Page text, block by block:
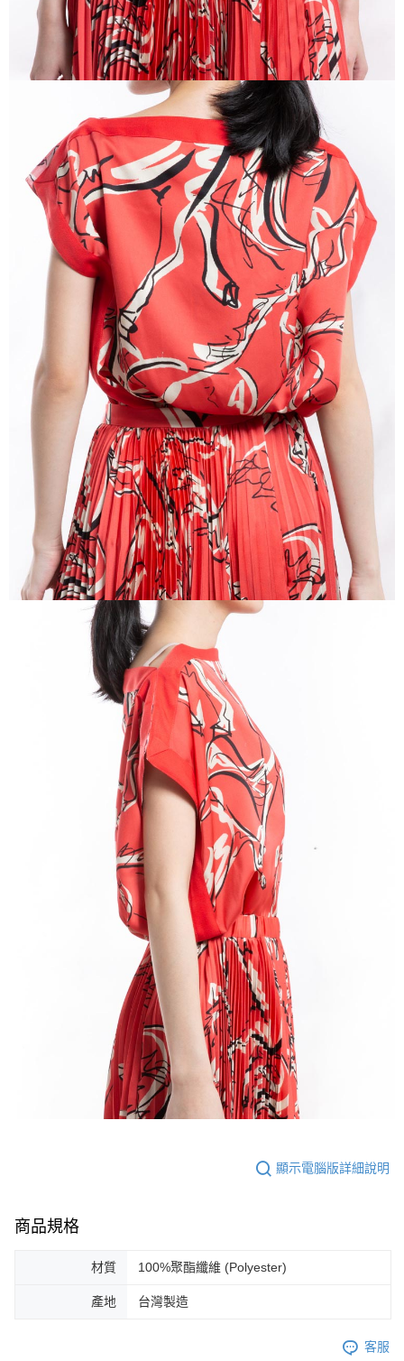
顯示電腦版詳細說明
商品規格
材質 100%聚酯纖維 (Polyester)
產地 台灣製造
客服